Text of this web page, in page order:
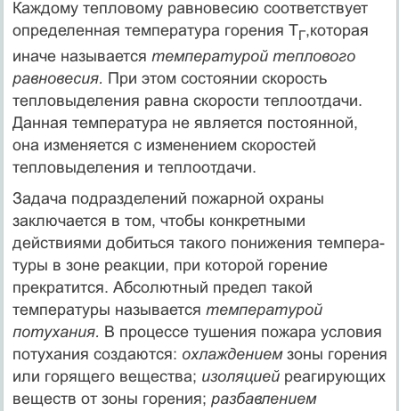
Каждому тепловому равновесию соответствует
определенная температура горения ТГ,которая
иначе называется температурой теп­лового
равновесия. При этом состоянии скорость
тепловыделения равна скорости теплоотдачи.
Данная температура не является пос­тоянной,
она изменяется с изменением скоростей
тепловыделения и теплоотдачи.
Задача подразделений пожарной охраны
заключается в том, что­бы конкретными
действиями добиться такого понижения темпера­
туры в зоне реакции, при которой горение
прекратится. Абсолютный предел такой
температуры называется температурой
потухания. В процессе тушения пожара условия
потухания создаются: охлаждением зоны горения
или горящего вещества; изоляцией реагирую­щих
веществ от зоны горения; разбавлением